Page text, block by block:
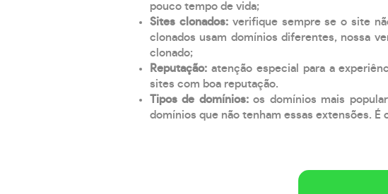
pouco tempo de vida;
Sites clonados: verifique sempre se o site
clonados usam domínios diferentes, nossa
clonado;
Reputação: atenção especial para a
sites com boa reputação.
Tipos de domínios:os domínios mais
domínios que não tenham essas extensões.